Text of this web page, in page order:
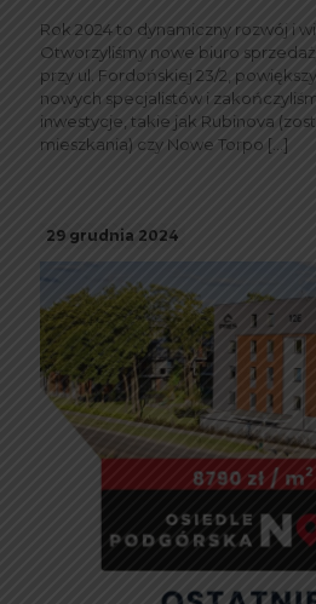
Rok 2024 to dynamiczny rozwój i
Otworzyliśmy nowe biuro
przy ul. Fordońskiej 23/2,
nowych specjalistów i
inwestycje, takie jak Rubinova
mieszkania) czy Nowe Torpo […]
29 grudnia 2024